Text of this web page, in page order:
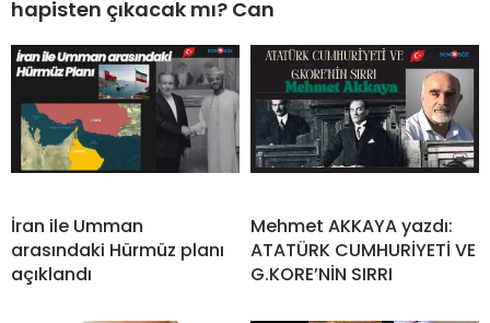
hapisten çıkacak mı? Can
İran ile Umman
arasındaki Hürmüz planı
açıklandı
Mehmet AKKAYA yazdı:
ATATÜRK CUMHURİYETİ VE
G.KORE’NİN SIRRI